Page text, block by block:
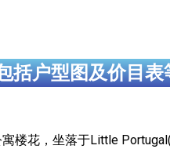
括户型图及价目表
楼花，坐落于Little